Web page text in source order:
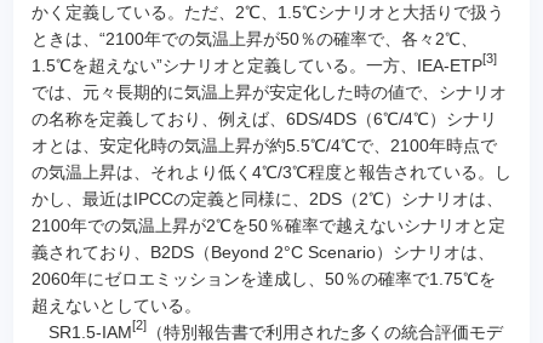
かく定義している。ただ、2℃、1.5℃シナリオと大括りで扱う
ときは、“2100年での気温上昇が50％の確率で、各々2℃、
1.5℃を超えない”シナリオと定義している。一方、IEA-ETP[3]
では、元々長期的に気温上昇が安定化した時の値で、シナリオ
の名称を定義しており、例えば、6DS/4DS（6℃/4℃）シナリ
オとは、安定化時の気温上昇が約5.5℃/4℃で、2100年時点で
の気温上昇は、それより低く4℃/3℃程度と報告されている。し
かし、最近はIPCCの定義と同様に、2DS（2℃）シナリオは、
2100年での気温上昇が2℃を50％確率で越えないシナリオと定
義されており、B2DS（Beyond 2°C Scenario）シナリオは、
2060年にゼロエミッションを達成し、50％の確率で1.75℃を
超えないとしている。
SR1.5-IAM[2]（特別報告書で利用された多くの統合評価モデ